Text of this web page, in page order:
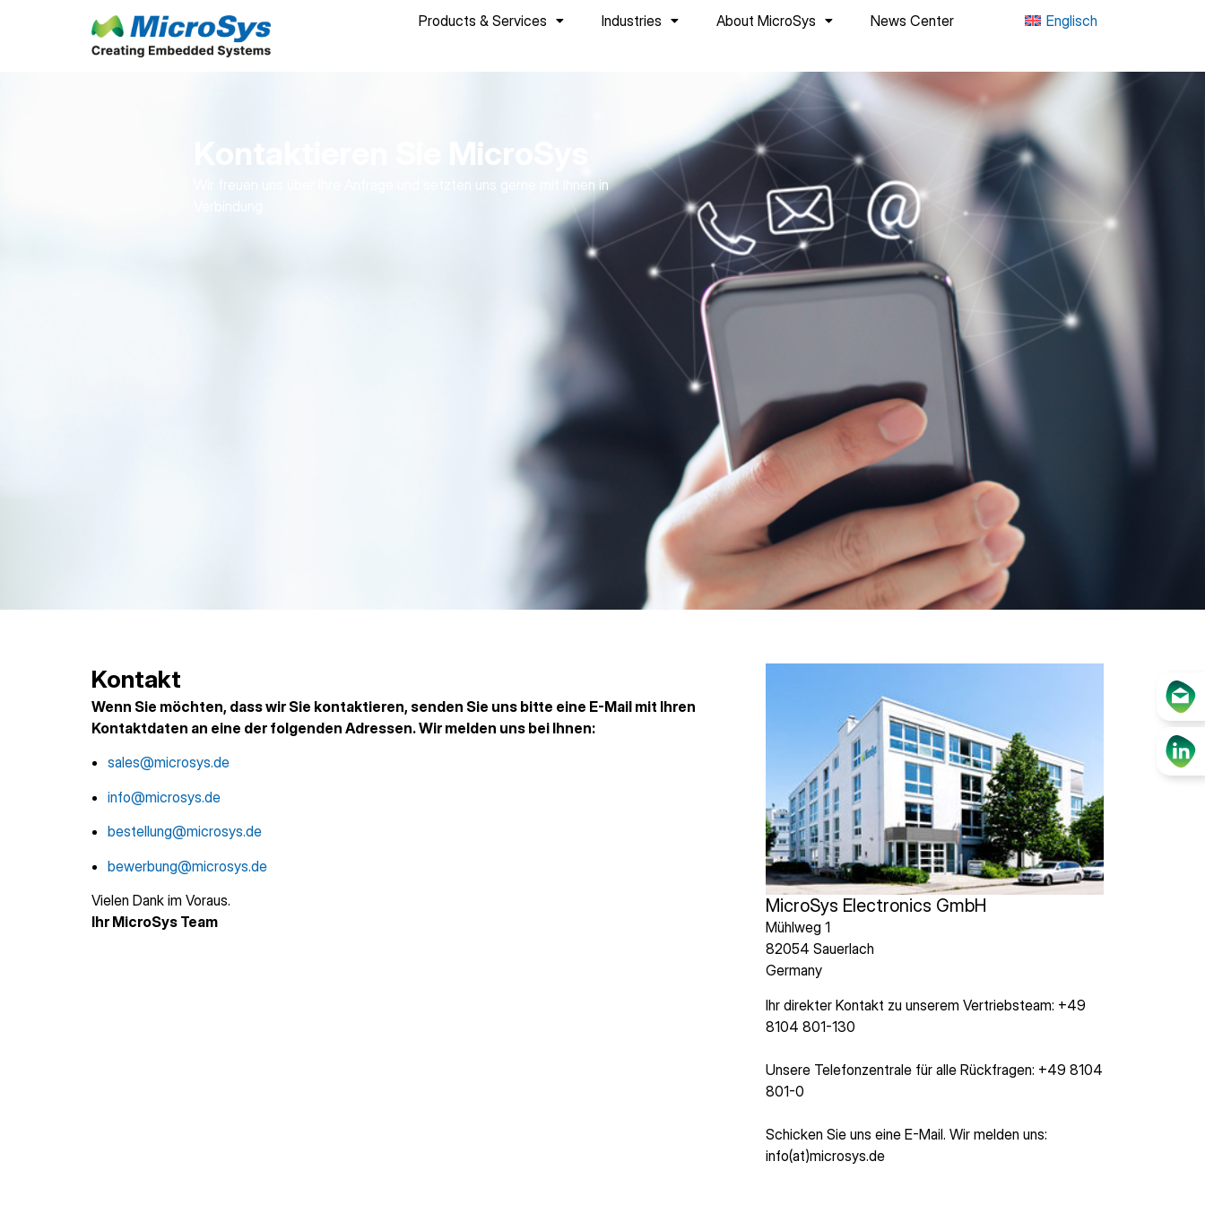
Products & Services Industries About MicroSys News Center Englisch
Kontaktieren Sie MicroSys
Wir freuen uns über Ihre Anfrage und setzten uns gerne mit Ihnen in
Kontakt
Wenn Sie möchten, dass wir Sie kontaktieren, senden Sie uns bitte eine E-Mail mit Ihren
Kontaktdaten an eine der folgenden Adressen. Wir melden uns bei Ihnen:
sales@microsys.de
info@microsys.de
bestellung@microsys.de
bewerbung@microsys.de
Vielen Dank im Voraus.
Ihr MicroSys Team
MicroSys Electronics GmbH
Mühlweg 1
82054 Sauerlach
Germany
Ihr direkter Kontakt zu unserem Vertriebsteam: +49
8104 801-130
Unsere Telefonzentrale für alle Rückfragen: +49 8104
801-0
Schicken Sie uns eine E-Mail. Wir melden uns:
info(at)microsys.de